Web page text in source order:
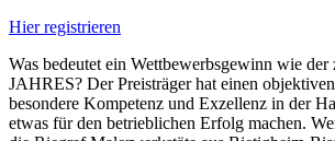
Hier registrieren
Was bedeutet ein Wettbewerbsgewinn wie
JAHRES? Der Preisträger hat einen
besondere Kompetenz und Exzellenz in der
etwas für den betrieblichen Erfolg machen.